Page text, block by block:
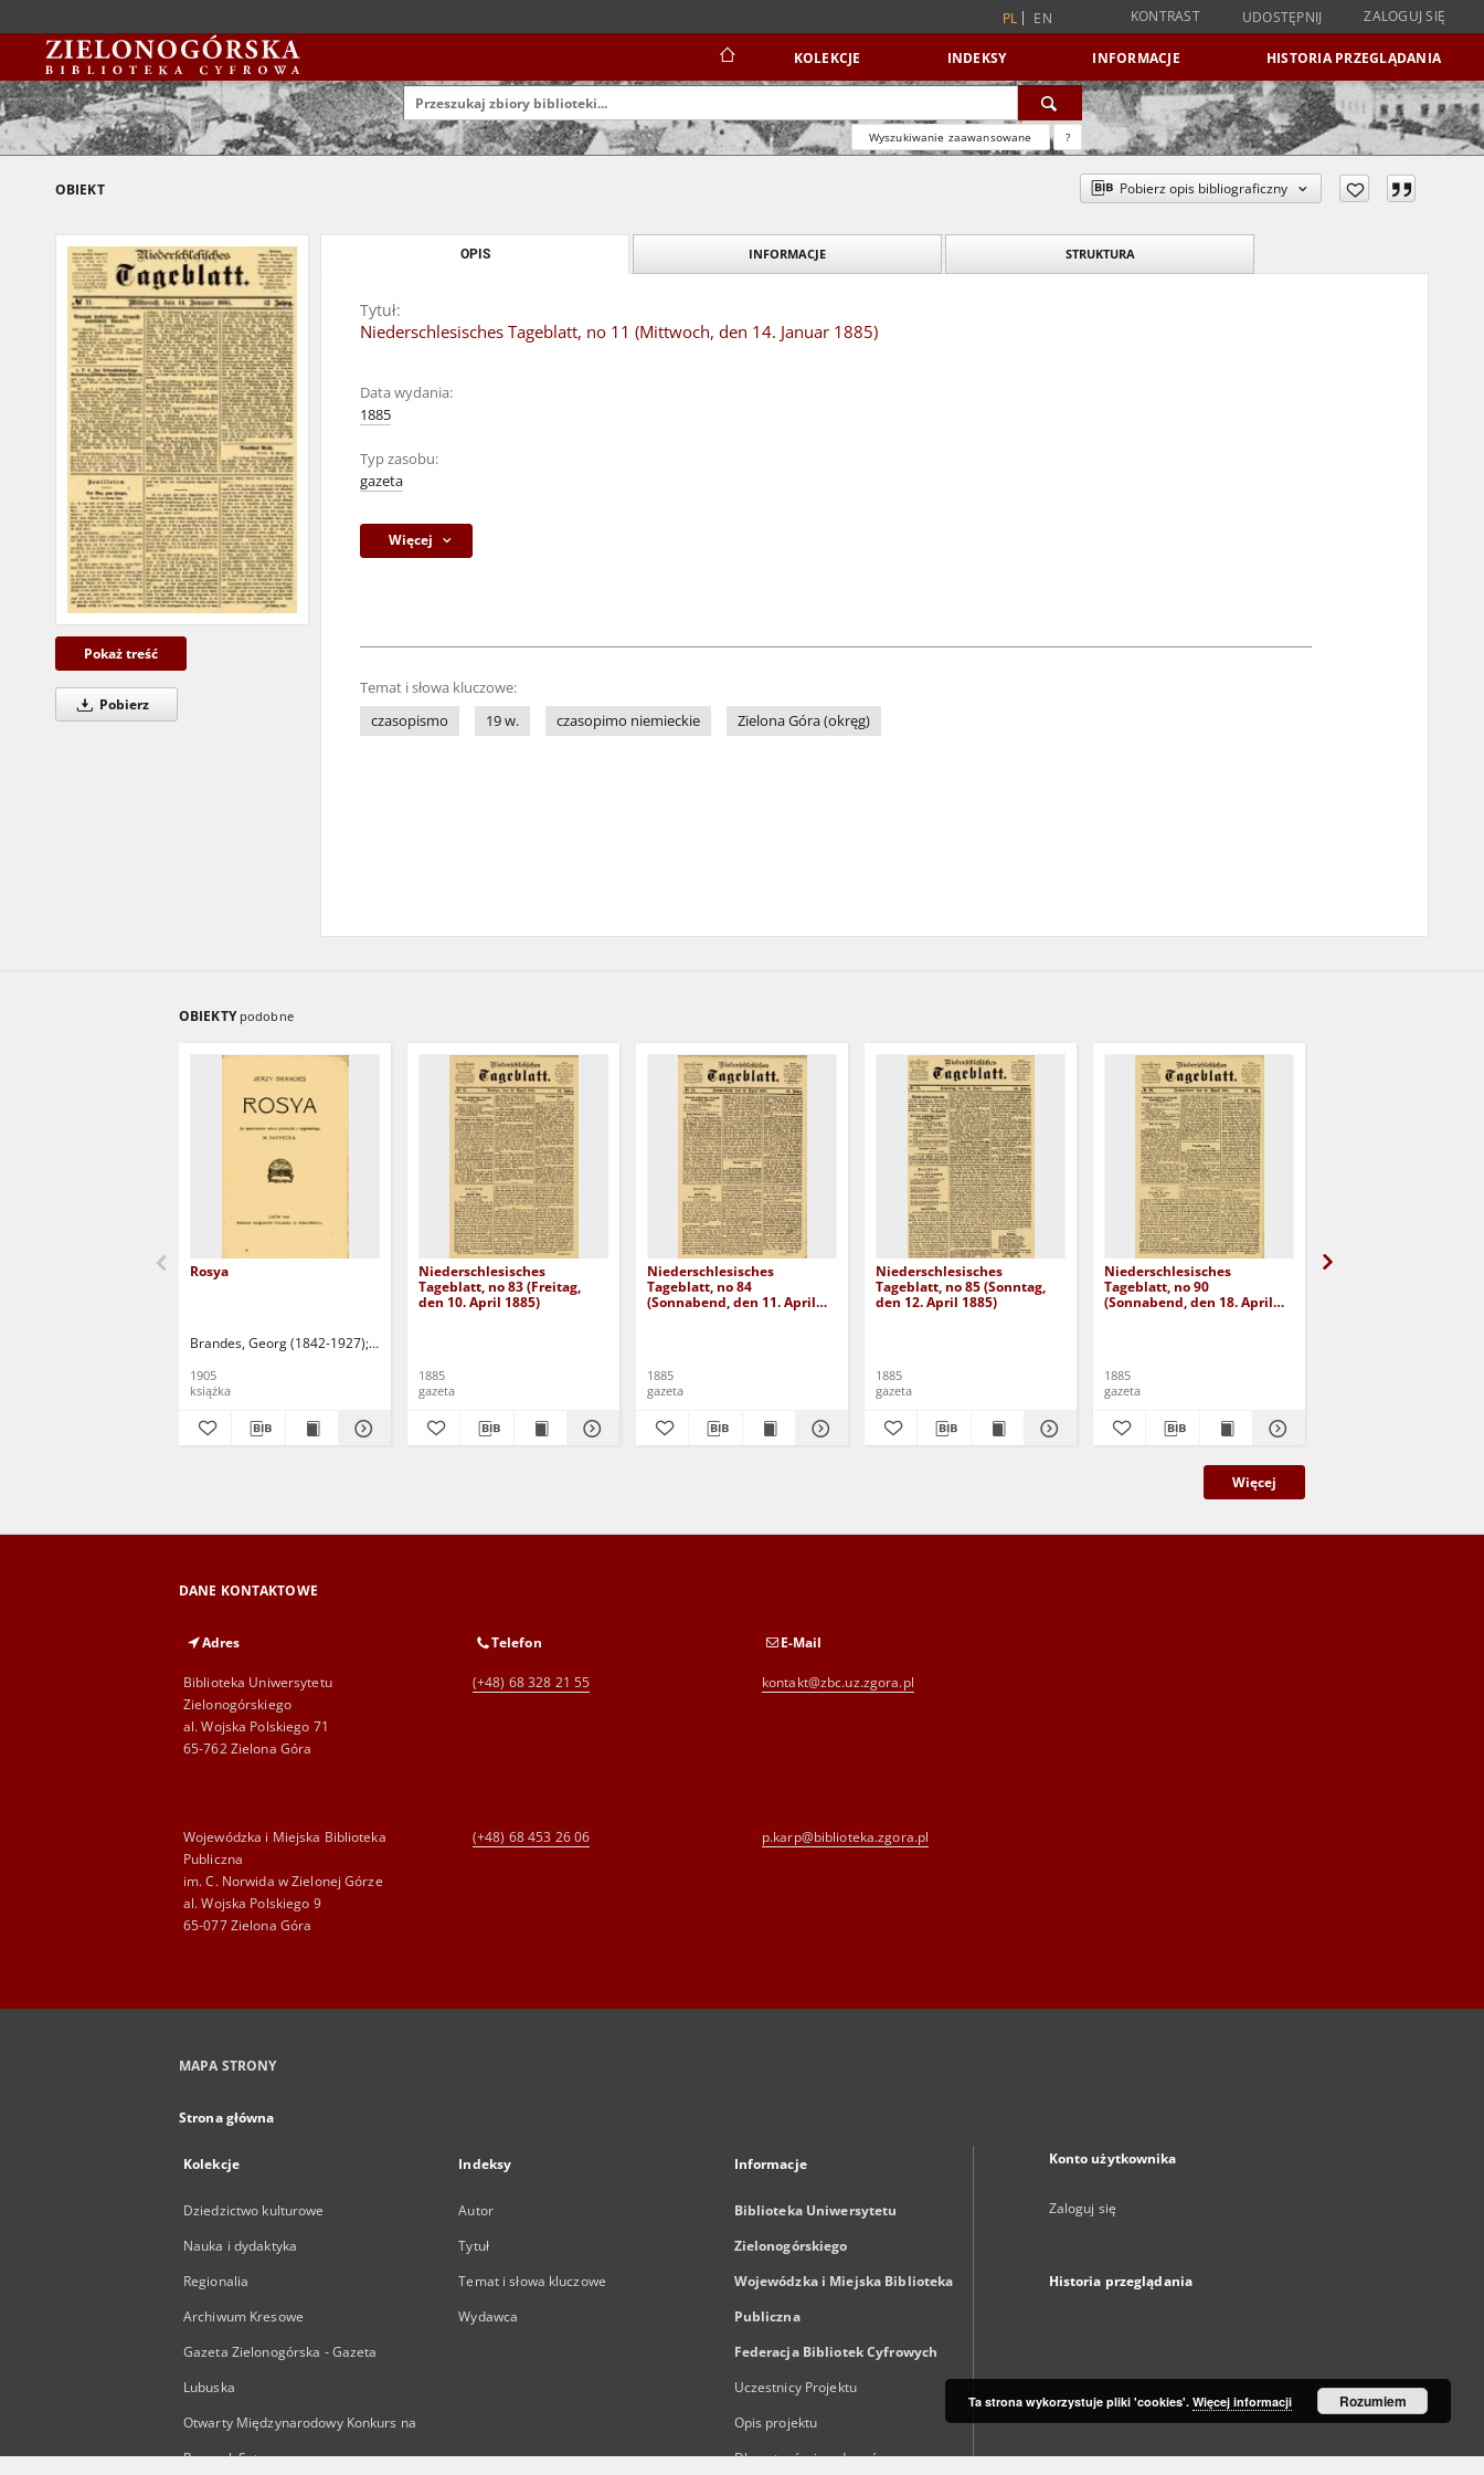
PL EN KONTRAST UDOSTĘPNIJ ZALOGUJ SIĘ
KOLEKCJE INDEKSY INFORMACJE HISTORIA PRZEGLĄDANIA
Wyszukiwanie zaawansowane ?
OBIEKT Pobierz opis bibliograficzny
Pokaż treść
Pobierz
OPIS INFORMACJE STRUKTURA
Tytuł:
Niederschlesisches Tageblatt, no 11 (Mittwoch, den 14. Januar 1885)
Data wydania:
1885
Typ zasobu:
gazeta
Więcej
Temat i słowa kluczowe:
czasopismo
19 w. czasopimo niemieckie Zielona Góra (okręg)
OBIEKTY podobne
Rosya
Brandes, Georg (1842-1927) Sarnecka, M. - tł.
1905
książka
Niederschlesisches
Tageblatt, no 83 (Freitag,
den 10. April 1885)
1885
gazeta
Niederschlesisches
Tageblatt, no 84
(Sonnabend, den 11. April
1885
gazeta
Niederschlesisches
Tageblatt, no 85 (Sonntag,
den 12. April 1885)
1885
gazeta
Niederschlesisches
Tageblatt, no 90
(Sonnabend, den 18. April
1885
gazeta
Więcej
DANE KONTAKTOWE
Adres
Biblioteka Uniwersytetu
Zielonogórskiego
al. Wojska Polskiego 71
65-762 Zielona Góra
Telefon
(+48) 68 328 21 55
E-Mail
kontakt@zbc.uz.zgora.pl
Wojewódzka i Miejska Biblioteka
Publiczna
im. C. Norwida w Zielonej Górze
al. Wojska Polskiego 9
65-077 Zielona Góra
(+48) 68 453 26 06 p.karp@biblioteka.zgora.pl
MAPA STRONY
Strona główna
Kolekcje
Dziedzictwo kulturowe
Nauka i dydaktyka
Regionalia
Archiwum Kresowe
Gazeta Zielonogórska - Gazeta
Lubuska
Otwarty Międzynarodowy Konkurs na
Rysunek Satyryczny
Indeksy
Autor
Tytuł
Temat i słowa kluczowe
Wydawca
Informacje
Biblioteka Uniwersytetu
Zielonogórskiego
Wojewódzka i Miejska Biblioteka
Publiczna
Federacja Bibliotek Cyfrowych
Uczestnicy Projektu
Opis projektu
Dla autorów i wydawców
Konto użytkownika
Zaloguj się
Historia przeglądania
Ta strona wykorzystuje pliki 'cookies'. Więcej informacji Rozumiem